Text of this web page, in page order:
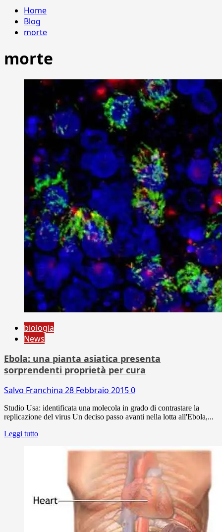
Home
Blog
morte
morte
biologia
News
Ebola: una pianta asiatica presenta
sorprendenti proprietà per cura
Salvo Franchina 28 Febbraio 20150
Studio Usa: identificata una molecola in grado di contrastare la
replicazione del virus Un deciso passo avanti nella lotta all'Ebola,...
Leggi tutto